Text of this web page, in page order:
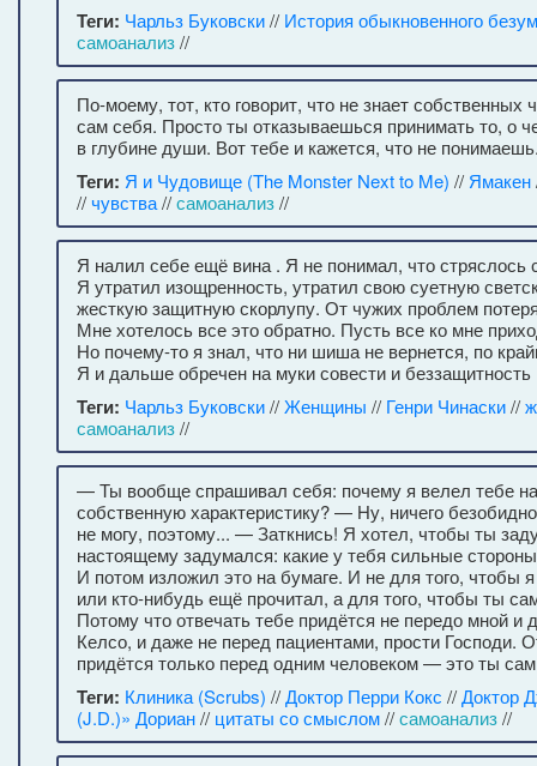
Теги: Чарльз Буковски// История обыкновенного
самоанализ//
По-моему, тот, кто говорит, что не знает собственных
сам себя. Просто ты отказываешься принимать то, о
в глубине души. Вот тебе и кажется, что не
Теги: Я и Чудовище (The Monster Next to Me) // Ямакен
//чувства//самоанализ//
Я налил себе ещё вина . Я не понимал, что стряслось
Я утратил изощренность, утратил свою суетную
жесткую защитную скорлупу. От чужих проблем
Мне хотелось все это обратно. Пусть все ко мне
Но почему-то я знал, что ни шиша не вернется, по
Я и дальше обречен на муки совести и беззащитность
Теги: Чарльз Буковски//Женщины // Генри Чинаски//
самоанализ//
— Ты вообще спрашивал себя: почему я велел тебе
собственную характеристику? — Ну, ничего
не могу, поэтому... — Заткнись! Я хотел, чтобы ты
настоящему задумался: какие у тебя сильные
И потом изложил это на бумаге. И не для того, чтобы
или кто-нибудь ещё прочитал, а для того, чтобы ты
Потому что отвечать тебе придётся не передо мной и
Келсо, и даже не перед пациентами, прости Господи.
придётся только перед одним человеком — это ты
Теги: Клиника (Scrubs) //Доктор Перри Кокс //Доктор
(J.D.)» Дориан// цитаты со смыслом//самоанализ//